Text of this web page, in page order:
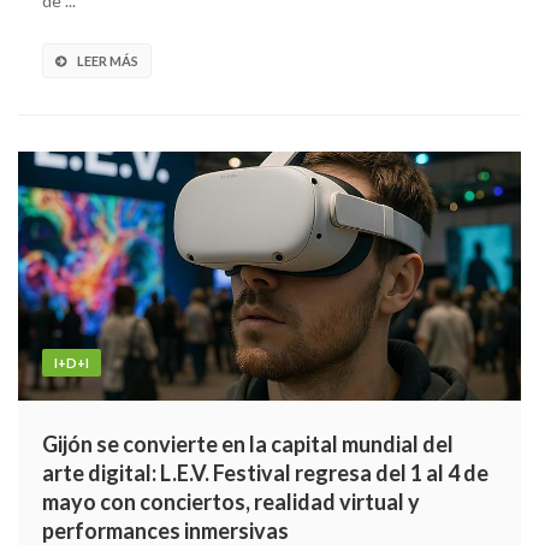
LEER MÁS
I+D+I
Gijón se convierte en la capital mundial del
arte digital: L.E.V. Festival regresa del 1 al 4 de
mayo con conciertos, realidad virtual y
performances inmersivas